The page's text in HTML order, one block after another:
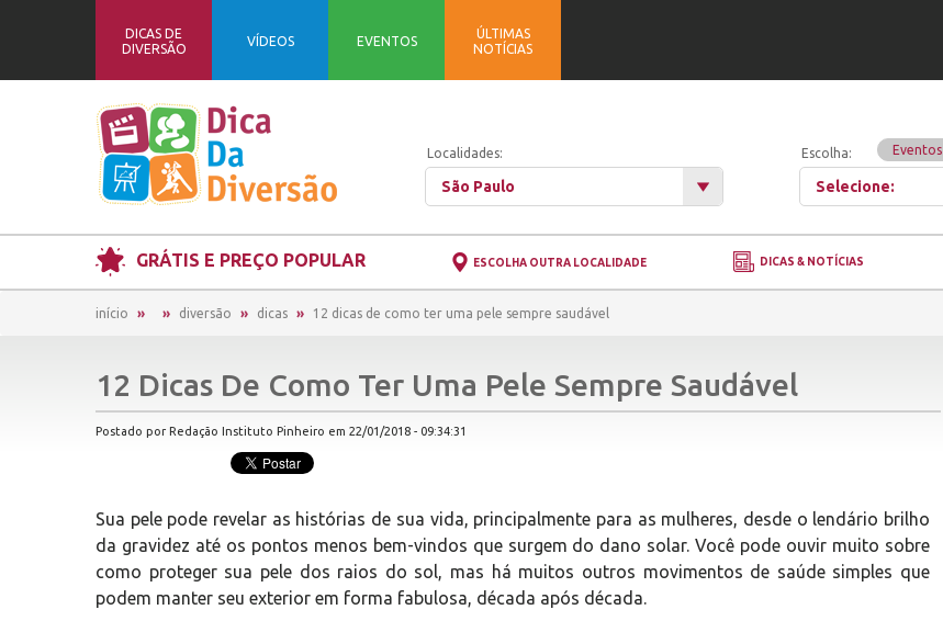
DICAS DE
DIVERSÃO
VÍDEOS EVENTOS
ÚLTIMAS
NOTÍCIAS
Localidades:
São Paulo
Escolha: Eventos
Selecione:
GRÁTIS E PREÇO POPULAR ESCOLHA OUTRA LOCALIDADE DICAS & NOTÍCIAS
início diversão dicas 12 dicas de como ter uma pele sempre saudável
12 Dicas De Como Ter Uma Pele Sempre Saudável
Postado por Redação Instituto Pinheiro em 22/01/2018 - 09:34:31
Sua pele pode revelar as histórias de sua vida, principalmente para as mulheres, desde o lendário brilho
da gravidez até os pontos menos bem-vindos que surgem do dano solar. Você pode ouvir muito sobre
como proteger sua pele dos raios do sol, mas há muitos outros movimentos de saúde simples que
podem manter seu exterior em forma fabulosa, década após década.